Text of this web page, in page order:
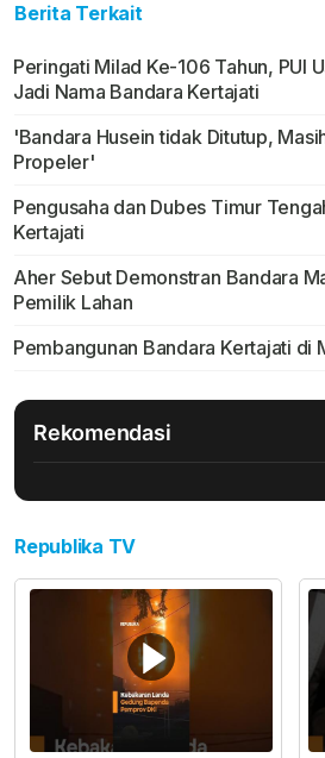
Berita Terkait
Peringati Milad Ke-106 Tahun, PUI
Jadi Nama Bandara Kertajati
'Bandara Husein tidak Ditutup,
Propeler'
Pengusaha dan Dubes Timur
Kertajati
Aher Sebut Demonstran Bandara
Pemilik Lahan
Pembangunan Bandara Kertajati di
Rekomendasi
Republika TV